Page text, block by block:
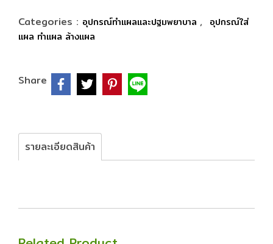
Categories : อุปกรณ์ทำแผลและปฐมพยาบาล ,
อุปกรณ์ใส่
แผล ทำแผล ล้างแผล
Share
รายละเอียดสินค้า